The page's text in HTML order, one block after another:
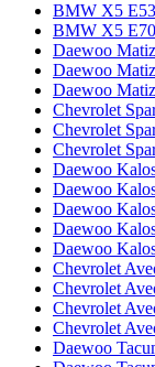
BMW X5
BMW X5
Daewoo
Daewoo
Daewoo
Chevrolet
Chevrolet
Chevrolet
Daewoo
Daewoo
Daewoo
Daewoo
Daewoo
Chevrolet
Chevrolet
Chevrolet
Chevrolet
Daewoo